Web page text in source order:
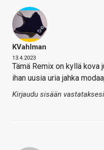
KVahlman
13.4.2023
Tämä Remix on kyllä
ihan uusia uria jahka
Kirjaudu sisään vastataksesi